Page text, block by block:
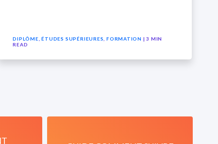
DIPLÔME ,ÉTUDES SUPÉRIEURES FORMATION | 3 MIN
READ